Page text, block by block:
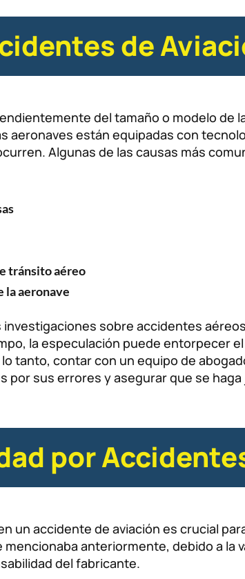
de
del tamaño o modelo
aeronaves están equipadas con
Algunas de las causas más
tránsito aéreo
la aeronave
sobre accidentes
la especulación puede entorpecer
tanto, contar con un equipo de
por sus errores y asegurar que se
por
un accidente de aviación es crucial
anteriormente, debido a
del fabricante.